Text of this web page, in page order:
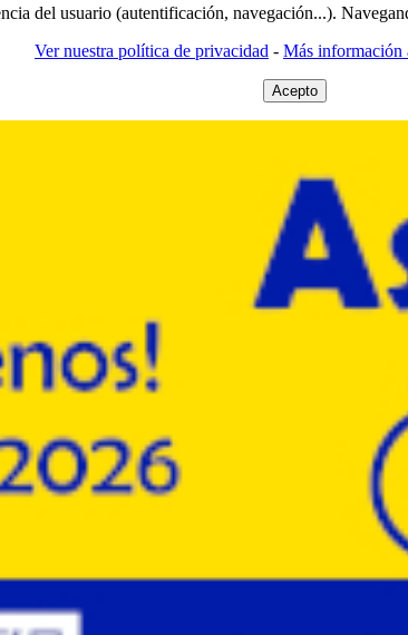
del usuario (autentificación, navegación...).
Ver nuestra política de privacidad - Más información
Acepto